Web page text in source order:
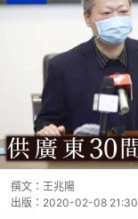
撰文： 王兆陽
出版： 2020-02-08 21:30